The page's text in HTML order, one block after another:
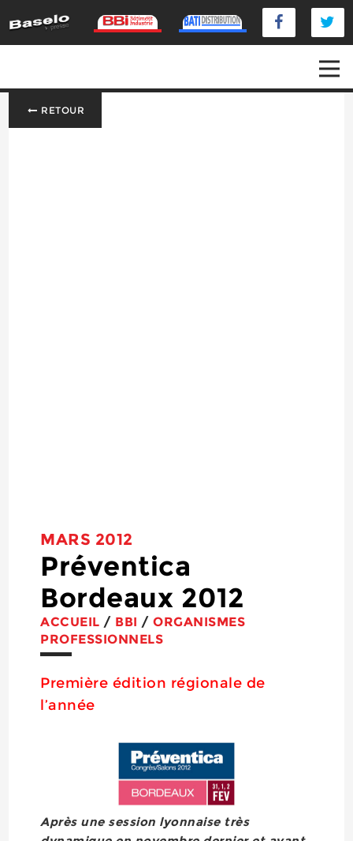
RETOUR
MARS 2012
Préventica
Bordeaux 2012
ACCUEIL / BBI /ORGANISMES
PROFESSIONNELS
Première édition régionale de
l’année
Après une session lyonnaise très